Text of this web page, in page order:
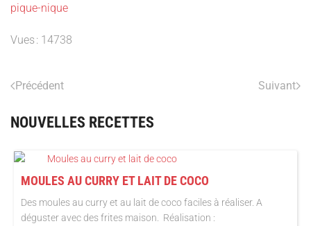
pique-nique
Vues : 14738
Précédent Suivant
NOUVELLES RECETTES
MOULES AU CURRY ET LAIT DE COCO
Des moules au curry et au lait de coco faciles à réaliser. A
déguster avec des frites maison. Réalisation :